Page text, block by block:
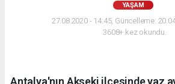
YAŞAM
27.08.2020 - 14:45, Güncelleme:
3608+ kez okundu.
Antalya'nın Akseki ilçesinde yaz